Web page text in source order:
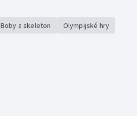
Boby a skeleton
Olympijské hry